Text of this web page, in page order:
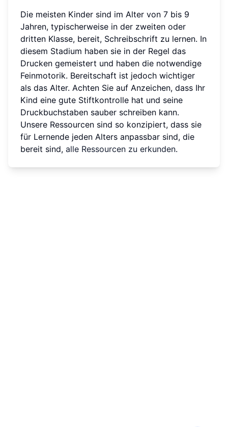
Die meisten Kinder sind im Alter von 7 bis 9
Jahren, typischerweise in der zweiten oder
dritten Klasse, bereit, Schreibschrift zu lernen. In
diesem Stadium haben sie in der Regel das
Drucken gemeistert und haben die notwendige
Feinmotorik. Bereitschaft ist jedoch wichtiger
als das Alter. Achten Sie auf Anzeichen, dass Ihr
Kind eine gute Stiftkontrolle hat und seine
Druckbuchstaben sauber schreiben kann.
Unsere Ressourcen sind so konzipiert, dass sie
für Lernende jeden Alters anpassbar sind, die
bereit sind, alle Ressourcen zu erkunden.